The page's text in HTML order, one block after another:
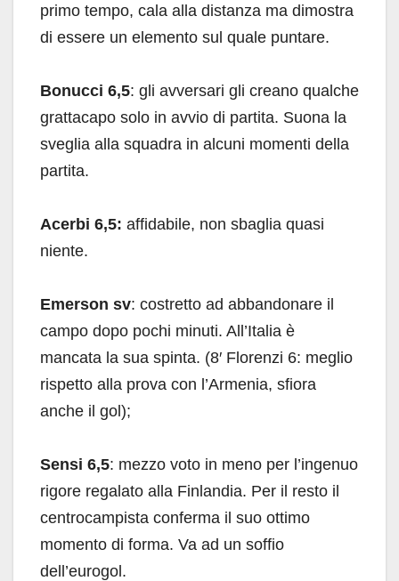
primo tempo, cala alla distanza ma dimostra
di essere un elemento sul quale puntare.
Bonucci 6,5: gli avversari gli creano qualche
grattacapo solo in avvio di partita. Suona la
sveglia alla squadra in alcuni momenti della
partita.
Acerbi 6,5: affidabile, non sbaglia quasi
niente.
Emerson sv: costretto ad abbandonare il
campo dopo pochi minuti. All’Italia è
mancata la sua spinta. (8′ Florenzi 6: meglio
rispetto alla prova con l’Armenia, sfiora
anche il gol);
Sensi 6,5: mezzo voto in meno per l’ingenuo
rigore regalato alla Finlandia. Per il resto il
centrocampista conferma il suo ottimo
momento di forma. Va ad un soffio
dell’eurogol.